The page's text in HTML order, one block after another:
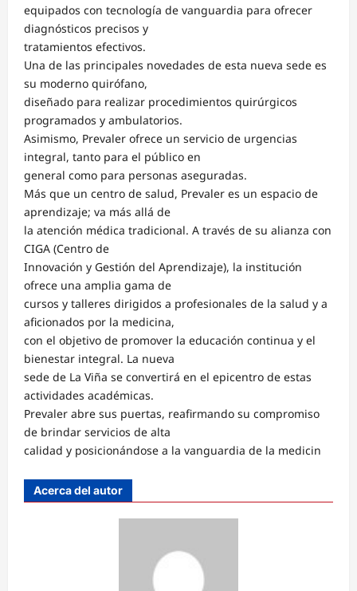
equipados con tecnología de vanguardia para ofrecer
diagnósticos precisos y
tratamientos efectivos.
Una de las principales novedades de esta nueva sede es
su moderno quirófano,
diseñado para realizar procedimientos quirúrgicos
programados y ambulatorios.
Asimismo, Prevaler ofrece un servicio de urgencias
integral, tanto para el público en
general como para personas aseguradas.
Más que un centro de salud, Prevaler es un espacio de
aprendizaje; va más allá de
la atención médica tradicional. A través de su alianza con
CIGA (Centro de
Innovación y Gestión del Aprendizaje), la institución
ofrece una amplia gama de
cursos y talleres dirigidos a profesionales de la salud y a
aficionados por la medicina,
con el objetivo de promover la educación continua y el
bienestar integral. La nueva
sede de La Viña se convertirá en el epicentro de estas
actividades académicas.
Prevaler abre sus puertas, reafirmando su compromiso
de brindar servicios de alta
calidad y posicionándose a la vanguardia de la medicin
Acerca del autor